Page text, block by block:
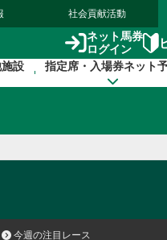
社会貢献活動
ネット馬券
ログイン
設 指定席・入場券ネット
今週の注目レース